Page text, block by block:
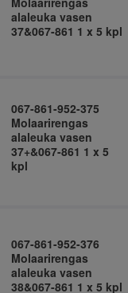
alaleuka vasen
37&067-861 1 x 5 kpl
067-861-952-375
Molaarirengas
alaleuka vasen
37+&067-861 1 x 5
kpl
067-861-952-376
Molaarirengas
alaleuka vasen
38&067-861 1 x 5 kpl